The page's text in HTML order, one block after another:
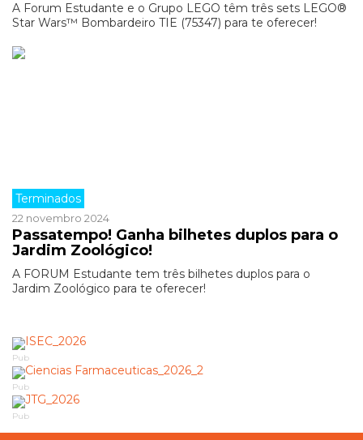
A Forum Estudante e o Grupo LEGO têm três sets LEGO®
Star Wars™ Bombardeiro TIE (75347) para te oferecer!
Terminados
22 novembro 2024
Passatempo! Ganha bilhetes duplos para o
Jardim Zoológico!
A FORUM Estudante tem três bilhetes duplos para o
Jardim Zoológico para te oferecer!
Pub
Pub
Pub